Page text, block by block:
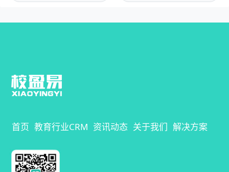
首页 教育行业CRM 资讯动态 关于我们 解决方案